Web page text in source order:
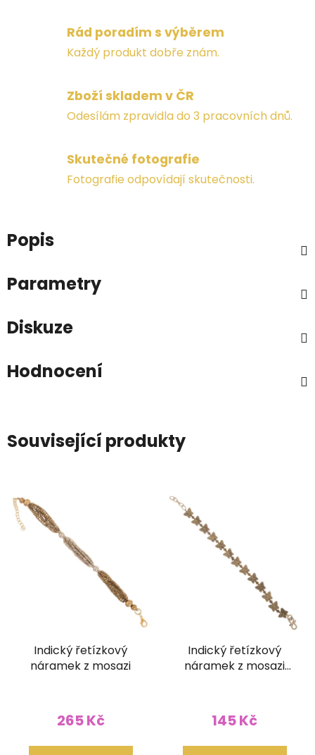
Rád poradím s výběrem
Každý produkt dobře znám.
Zboží skladem v ČR
Odesílám zpravidla do 3 pracovních dnů.
Skutečné fotografie
Fotografie odpovídají skutečnosti.
Popis
Parametry
Diskuze
Hodnocení
Související produkty
Indický řetízkový
náramek z mosazi
265 Kč
Indický řetízkový
náramek z mosazi
145 Kč